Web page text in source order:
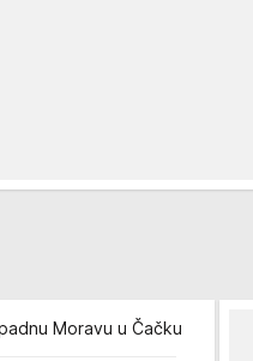
Moravu u Čačku